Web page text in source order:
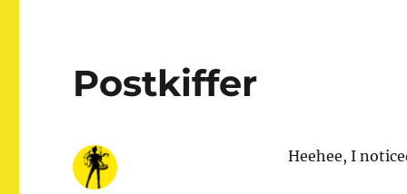
Postkiffer
Heehee, I